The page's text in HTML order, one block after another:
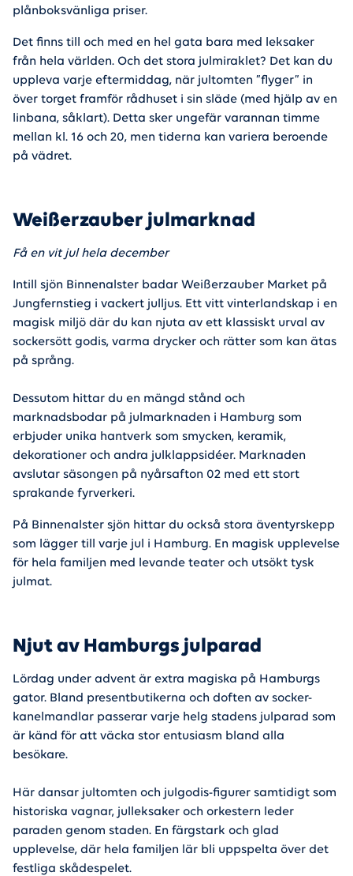
plånboksvänliga priser.
Det finns till och med en hel gata bara med leksaker
från hela världen. Och det stora julmiraklet? Det kan du
uppleva varje eftermiddag, när jultomten ”flyger” in
över torget framför rådhuset i sin släde (med hjälp av en
linbana, såklart). Detta sker ungefär varannan timme
mellan kl. 16 och 20, men tiderna kan variera beroende
på vädret.
Weißerzauber julmarknad
Få en vit jul hela december
Intill sjön Binnenalster badar Weißerzauber Market på
Jungfernstieg i vackert julljus. Ett vitt vinterlandskap i en
magisk miljö där du kan njuta av ett klassiskt urval av
sockersött godis, varma drycker och rätter som kan ätas
på språng.
Dessutom hittar du en mängd stånd och
marknadsbodar på julmarknaden i Hamburg som
erbjuder unika hantverk som smycken, keramik,
dekorationer och andra julklappsidéer. Marknaden
avslutar säsongen på nyårsafton 02 med ett stort
sprakande fyrverkeri.
På Binnenalster sjön hittar du också stora äventyrskepp
som lägger till varje jul i Hamburg. En magisk upplevelse
för hela familjen med levande teater och utsökt tysk
julmat.
Njut av Hamburgs julparad
Lördag under advent är extra magiska på Hamburgs
gator. Bland presentbutikerna och doften av socker-
kanelmandlar passerar varje helg stadens julparad som
är känd för att väcka stor entusiasm bland alla
besökare.
Här dansar jultomten och julgodis-figurer samtidigt som
historiska vagnar, julleksaker och orkestern leder
paraden genom staden. En färgstark och glad
upplevelse, där hela familjen lär bli uppspelta över det
festliga skådespelet.